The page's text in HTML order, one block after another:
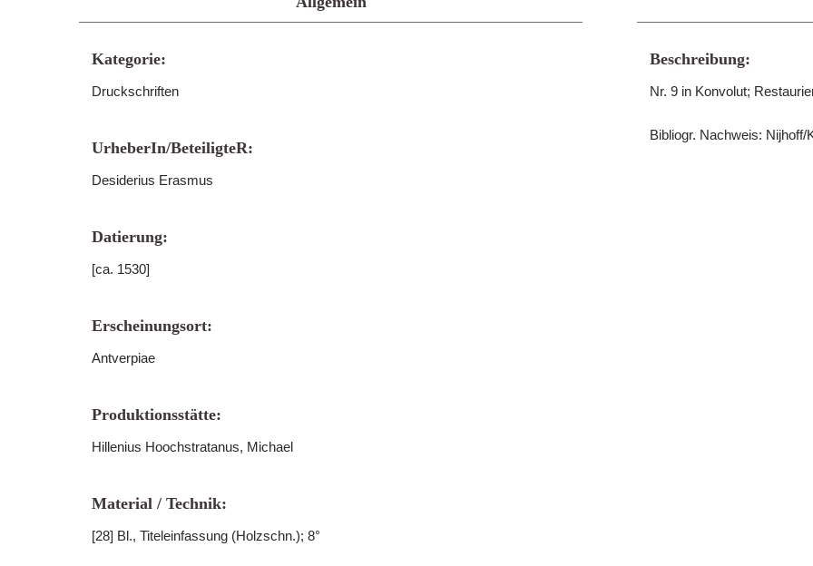
Kategorie:
Druckschriften
UrheberIn/BeteiligteR:
Desiderius Erasmus
Datierung:
[ca. 1530]
Erscheinungsort:
Antverpiae
Produktionsstätte:
Hillenius Hoochstratanus, Michael
Material / Technik:
[28] Bl., Titeleinfassung (Holzschn.); 8°
Beschreibung:
Nr. 9 in Konvolut;
Bibliogr. Nachweis: Nijhoff/